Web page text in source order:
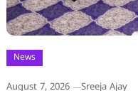
News
August 7, 2026 Sreeja Ajay